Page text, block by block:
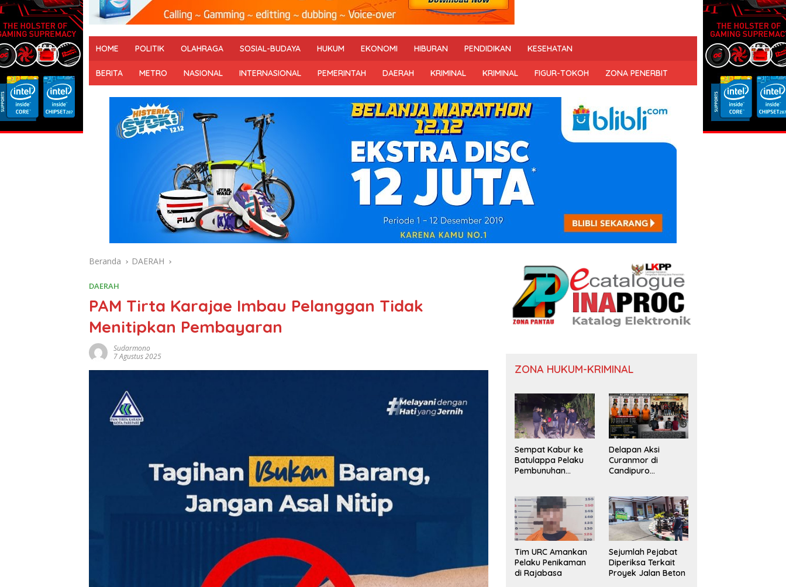
HOME POLITIK OLAHRAGA SOSIAL-BUDAYA HUKUM EKONOMI HIBURAN PENDIDIKAN KESEHATAN
BERITA METRO NASIONAL INTERNASIONAL PEMERINTAH DAERAH KRIMINAL KRIMINAL FIGUR-TOKOH ZONA PENERBIT
Beranda DAERAH
DAERAH
PAM Tirta Karajae Imbau Pelanggan Tidak
Menitipkan Pembayaran
Sudarmono
7 Agustus 2025
ZONA HUKUM-KRIMINAL
Sempat Kabur ke
Batulappa Pelaku
Pembunuhan
Ditangkap Polisi
Delapan Aksi
Curanmor di
Candipuro
Tim URC Amankan
Pelaku Penikaman
di Rajabasa
Sejumlah Pejabat
Diperiksa Terkait
Proyek Jalan Beton